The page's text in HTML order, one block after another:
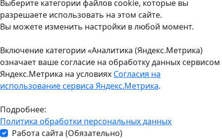
Выберите категории файлов cookie, которые вы
разрешаете использовать на этом сайте.
Вы можете изменить настройки в любой момент.
Включение категории «Аналитика (Яндекс.Метрика)
означает ваше согласие на обработку данных сервисом
Яндекс.Метрика на условиях Согласия на
использование сервиса Яндекс.Метрика.
Подробнее:
Политика обработки персональных данных
Работа сайта (Обязательно)